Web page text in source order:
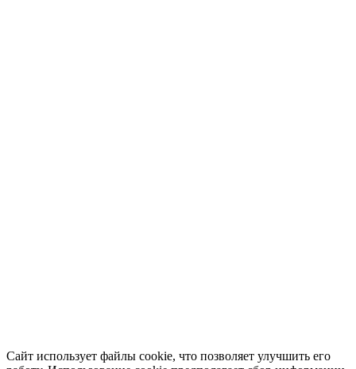
Сайт использует файлы cookie, что позволяет улучшить его